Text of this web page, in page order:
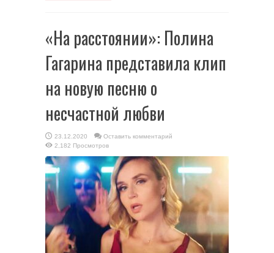
«На расстоянии»: Полина
Гагарина представила клип
на новую песню о
несчастной любви
23.12.2020
Оставить комментарий
2,182 Просмотров